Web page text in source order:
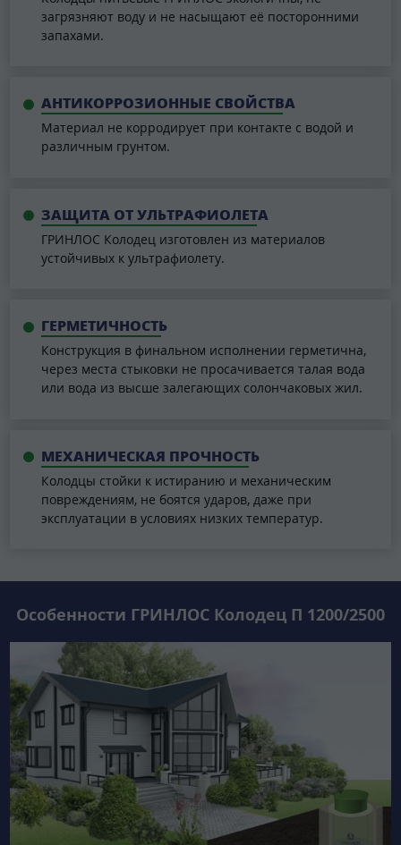
загрязняют воду и не насыщают её посторонними
запахами.
АНТИКОРРОЗИОННЫЕ СВОЙСТВА
Материал не корродирует при контакте с водой и
различным грунтом.
ЗАЩИТА ОТ УЛЬТРАФИОЛЕТА
ГРИНЛОС Колодец изготовлен из материалов
устойчивых к ультрафиолету.
ГЕРМЕТИЧНОСТЬ
Конструкция в финальном исполнении герметична,
через места стыковки не просачивается талая вода
или вода из высше залегающих солончаковых жил.
МЕХАНИЧЕСКАЯ ПРОЧНОСТЬ
Колодцы стойки к истиранию и механическим
повреждениям, не боятся ударов, даже при
эксплуатации в условиях низких температур.
Особенности ГРИНЛОС Колодец П 1200/2500